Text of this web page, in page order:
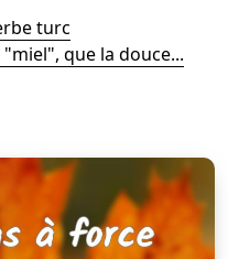
turc
que la douce...